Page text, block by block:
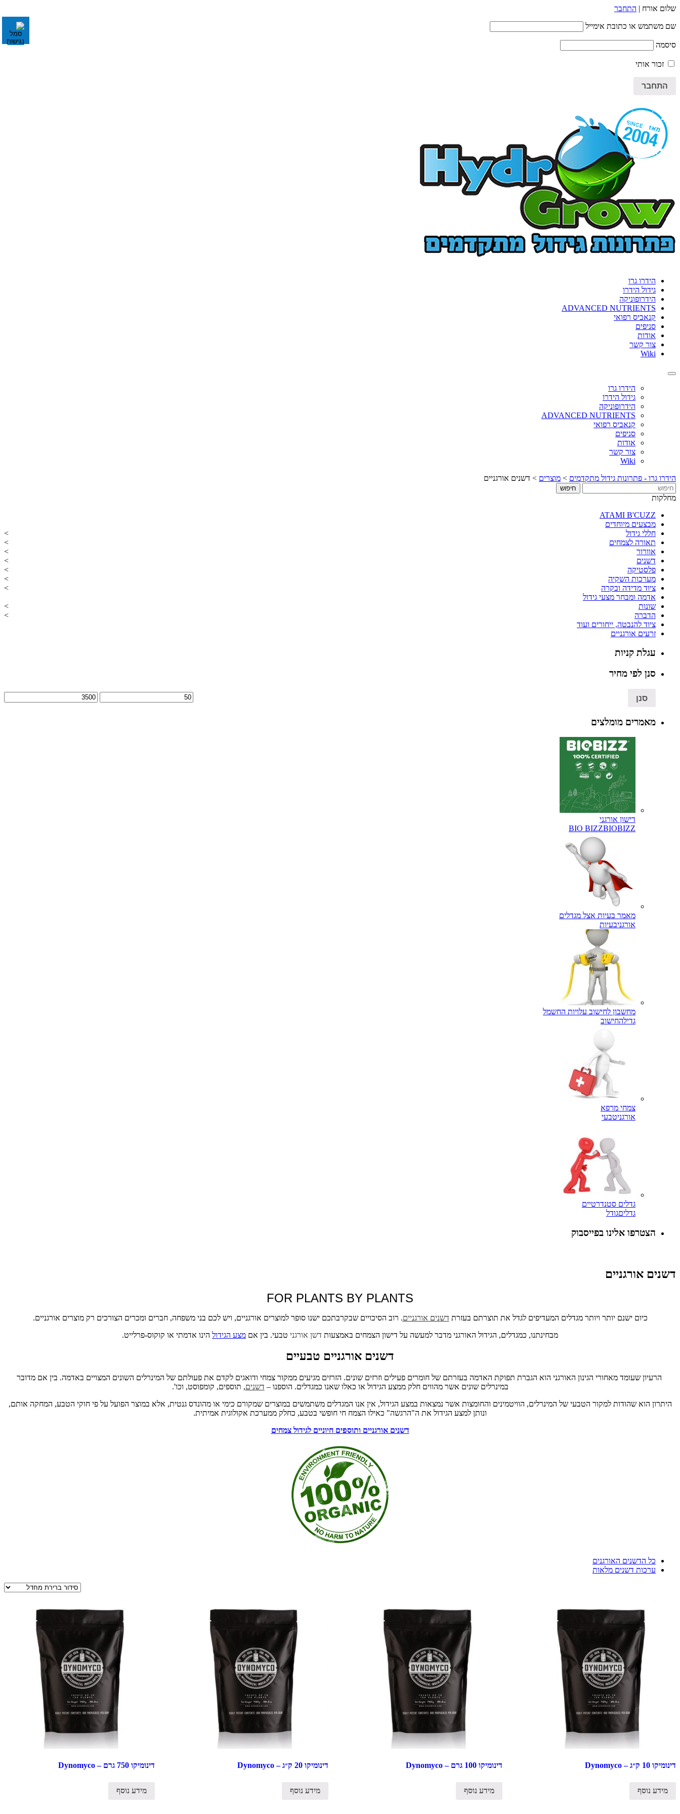
שלום אורח | התחבר
שם משתמש או כתובת אימייל
סיסמה
זכור אותי
הידרו גרו
גידול הידרו
הידרופוניקה
ADVANCED NUTRIENTS
קנאביס רפואי
סניפים
אודות
צור קשר
Wiki
Toggle
הידרו גרו
גידול הידרו
הידרופוניקה
ADVANCED NUTRIENTS
קנאביס רפואי
סניפים
אודות
צור קשר
Wiki
הידרו גרו - פתרונות גידול מתקדמים > מוצרים > דשנים אורגניים
מחלקות
ATAMI B'CUZZ
מבצעים מיוחדים
חללי גידול
תאורה לצמחים
אוורור
דשנים
פלסטיקה
מערכות השקיה
ציוד מדידה ובקרה
אדמה ומבחר מצעי גידול
שונות
הדברה
ציוד להנבטה, ייחורים ועוד
זרעים אורגניים
עגלת קניות
סנן לפי מחיר
סנן
מאמרים מומלצים
דישון אורגני
BIO BIZZBIOBIZZ
מאמר בעיות אצל מגדלים
אורגניבעיות
מחשבון לחישוב עלויות החשמל
גדילהחישוב
צמחי מרפא
אורגניטבעי
גדלים סטנדרטיים
גדליםגודל
הצטרפו אלינו בפייסבוק
דשנים אורגניים
FOR PLANTS BY PLANTS
כיום ישנם יותר ויותר מגדלים המעדיפים לגדל את תוצרתם בעזרת דשנים אורגניים. רוב הסיכויים שבקרבתכם ישנו סופר למוצרים אורגניים, ויש לכם בני משפחה, חברים ומכרים הצורכים רק מוצרים אורגניים.
מבחינתנו, כמגדלים, הגידול האורגני מדבר למעשה על דישון הצמחים באמצעות דשן אורגני טבעי. בין אם מצע הגידול הינו אדמתי או קוקוס-פרלייט.
דשנים אורגניים טבעיים
הרעיון שעומד מאחורי הגינון האורגני הוא הגברת תפוקת האדמה בעזרתם של חומרים פעילים וזרזים שונים. הזרזים מגיעים ממקור צמחי ודואגים לקדם את פעולתם של המינרלים השונים המצויים באדמה. בין אם מדובר
במינרלים שונים אשר מהווים חלק ממצע הגידול או כאלו שאנו כמגדלים. הוספנו – דשנים, תוספים, קומפוסט, וכו'.
היתרון הוא שהודות למקור הטבעי של המינרלים, הוויטמינים והחומצות אשר נמצאות במצע הגידול, אין אנו המגדלים משתמשים במוצרים שמקורם כימי או מהונדס גנטית, אלא במוצר הפועל על פי חוקי הטבע, המחקה אותם,
ונותן למצע הגידול את ה"הרגשה" כאילו הצמח חי חופשי בטבע, כחלק ממערכת אקולוגית אמיתית.
דשנים אורגניים ותוספים חיוניים לגידול צמחים
כל הדשנים האורגנים
ערכות דשנים מלאות
דינומיקו 10 ק״ג – Dynomyco
מידע נוסף
דינומיקו 100 גרם – Dynomyco
מידע נוסף
דינומיקו 20 ק״ג – Dynomyco
מידע נוסף
דינומיקו 750 גרם – Dynomyco
מידע נוסף